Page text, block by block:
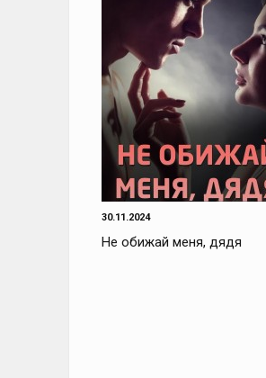
30.11.2024
Не обижай меня, дядя